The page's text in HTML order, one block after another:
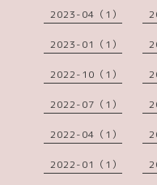
2023-04（1）
2023-01（1）
2022-10（1）
2022-07（1）
2022-04（1）
2022-01（1）